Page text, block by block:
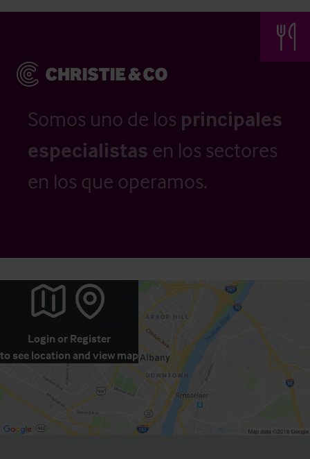
Somos uno de los principales
especialistas en los sectores
en los que operamos.
Login or Register
to see location and view map